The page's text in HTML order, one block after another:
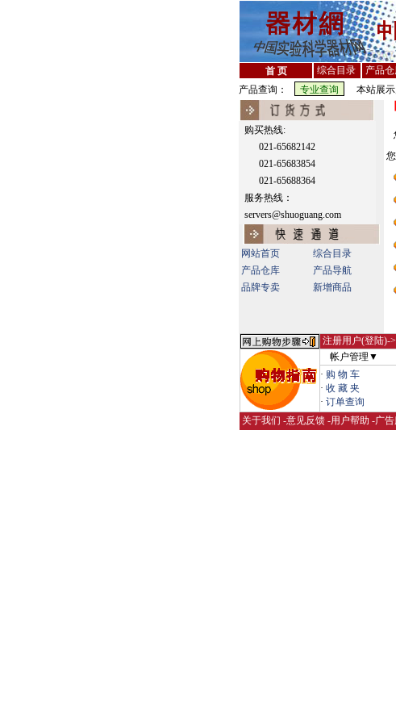
首 页 综合目录 产品
产品查询：
本站展示
购买热线:
021-65682142
021-65683854
021-65688364
服务热线：
servers@shuoguang.com
网站首页
综合目录
产品仓库
产品导航
品牌专卖
新增商品
注册用户(登陆)-
帐户管理▼
· 购 物 车
· 收 藏 夹
· 订单查询
关于我们 -意见反馈 -用户帮助 -广